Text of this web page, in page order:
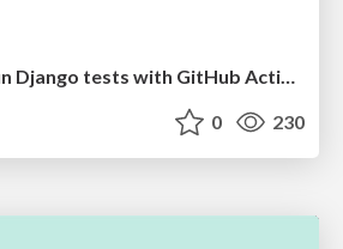
Lightning talk: Run Django tests with GitHub Actions
0 230